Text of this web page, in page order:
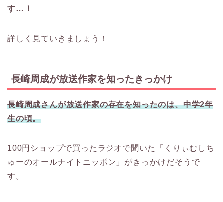
す…！
詳しく見ていきましょう！
長崎周成が放送作家を知ったきっかけ
長崎周成さんが放送作家の存在を知ったのは、中学2年
生の頃。
100円ショップで買ったラジオで聞いた「くりぃむしち
ゅーのオールナイトニッポン」がきっかけだそうで
す。